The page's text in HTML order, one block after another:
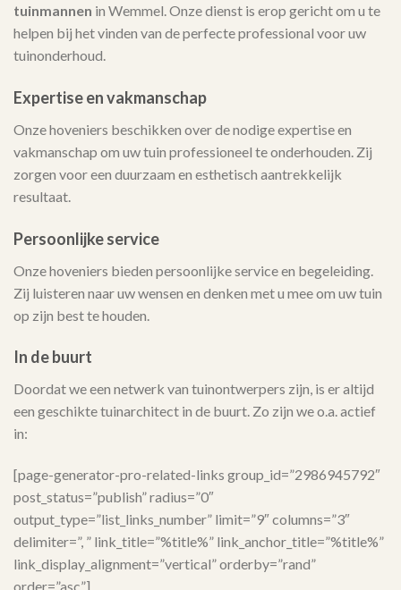
tuinmannen in Wemmel. Onze dienst is erop gericht om u te
helpen bij het vinden van de perfecte professional voor uw
tuinonderhoud.
Expertise en vakmanschap
Onze hoveniers beschikken over de nodige expertise en
vakmanschap om uw tuin professioneel te onderhouden. Zij
zorgen voor een duurzaam en esthetisch aantrekkelijk
resultaat.
Persoonlijke service
Onze hoveniers bieden persoonlijke service en begeleiding.
Zij luisteren naar uw wensen en denken met u mee om uw tuin
op zijn best te houden.
In de buurt
Doordat we een netwerk van tuinontwerpers zijn, is er altijd
een geschikte tuinarchitect in de buurt. Zo zijn we o.a. actief
in:
[page-generator-pro-related-links group_id=”2986945792″
post_status=”publish” radius=”0″
output_type=”list_links_number” limit=”9″ columns=”3″
delimiter=”, ” link_title=”%title%” link_anchor_title=”%title%”
link_display_alignment=”vertical” orderby=”rand”
order=”asc”]